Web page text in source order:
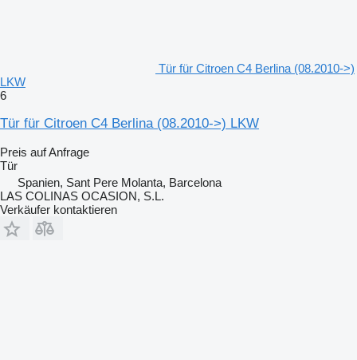
Tür für Citroen C4 Berlina (08.2010->)
LKW
6
Tür für Citroen C4 Berlina (08.2010->) LKW
Preis auf Anfrage
Tür
Spanien, Sant Pere Molanta, Barcelona
LAS COLINAS OCASION, S.L.
Verkäufer kontaktieren